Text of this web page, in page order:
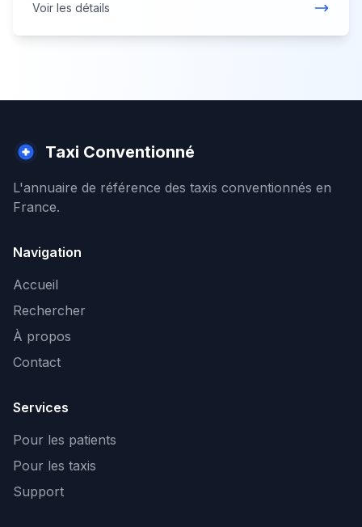
Voir les détails
Taxi Conventionné
L'annuaire de référence des taxis conventionnés en
France.
Navigation
Accueil
Rechercher
À propos
Contact
Services
Pour les patients
Pour les taxis
Support